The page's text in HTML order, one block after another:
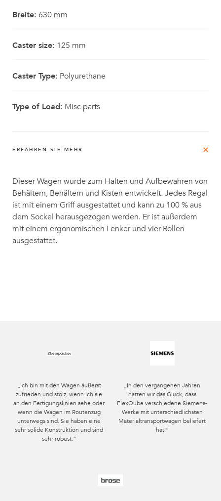
Breite: 630 mm
Caster size: 125 mm
Caster Type: Polyurethane
Type of Load: Misc parts
ERFAHREN SIE MEHR
Dieser Wagen wurde zum Halten und Aufbewahren von
Behältern, Behältern und Kisten entwickelt. Jedes Regal
ist mit einem Griff ausgestattet und kann zu 100 % aus
dem Sockel herausgezogen werden. Er ist außerdem
mit einem ergonomischen Lenker und vier Rollen
ausgestattet.
„Ich bin mit den Wagen äußerst
zufrieden und stolz, wenn ich sie
an den Fertigungslinien sehe oder
wenn die Wagen im Routenzug
unterwegs sind. Sie haben eine
sehr solide Konstruktion und sind
sehr robust.“
„In den vergangenen Jahren
hatten wir das Glück, dass
FlexQube verschiedene Siemens-
Werke mit unterschiedlichsten
Materialtransportwagen beliefert
hat.“